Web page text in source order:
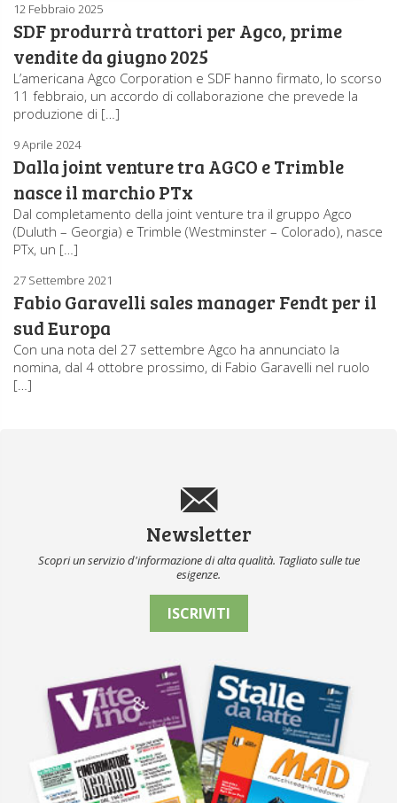
12 Febbraio 2025
SDF produrrà trattori per Agco, prime
vendite da giugno 2025
L’americana Agco Corporation e SDF hanno firmato, lo scorso
11 febbraio, un accordo di collaborazione che prevede la
produzione di […]
9 Aprile 2024
Dalla joint venture tra AGCO e Trimble
nasce il marchio PTx
Dal completamento della joint venture tra il gruppo Agco
(Duluth – Georgia) e Trimble (Westminster – Colorado), nasce
PTx, un […]
27 Settembre 2021
Fabio Garavelli sales manager Fendt per il
sud Europa
Con una nota del 27 settembre Agco ha annunciato la
nomina, dal 4 ottobre prossimo, di Fabio Garavelli nel ruolo
[…]
Newsletter
Scopri un servizio d'informazione di alta qualità. Tagliato sulle tue
esigenze.
ISCRIVITI